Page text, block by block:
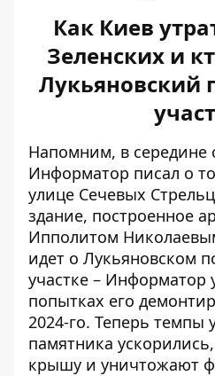
Как Киев
Зеленских и
Лукьяновский
Напомним, в середине
Информатор писал о
улице Сечевых
здание, построенное
Ипполитом
идет о Лукьяновском
участке – Информатор
попытках его
2024-го. Теперь темпы
памятника
крышу и уничтожают